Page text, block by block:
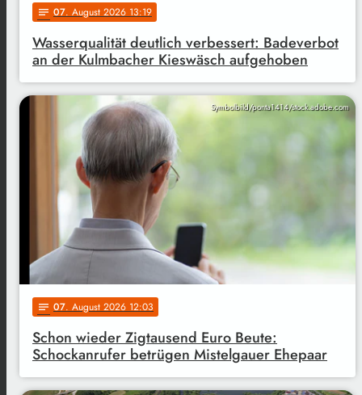
notes 07. August 2026 13:19
Wasserqualität deutlich verbessert: Badeverbot
an der Kulmbacher Kieswäsch aufgehoben
Symbolbild/ponta1414/stock.adobe.com
notes 07. August 2026 12:03
Schon wieder Zigtausend Euro Beute:
Schockanrufer betrügen Mistelgauer Ehepaar